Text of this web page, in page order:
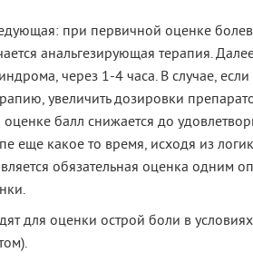
при первичной оценке
анальгезирующая терапия.
через 1-4 часа. В случае,
увеличить дозировки
балл снижается до
еще какое то время, исходя из
обязательная оценка одним
для оценки острой боли в